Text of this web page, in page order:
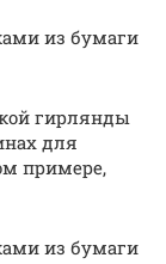
из бумаги
гирлянды
для
примере,
из бумаги